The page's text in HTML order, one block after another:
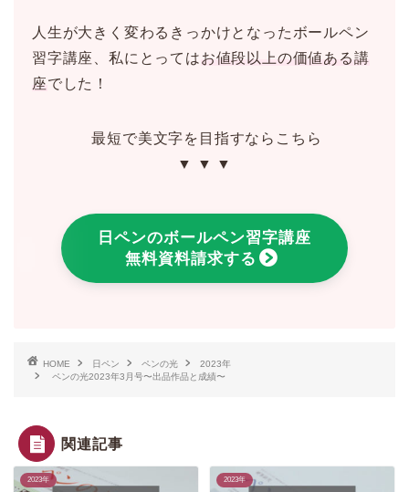
人生が大きく変わるきっかけとなったボールペン
習字講座、私にとってはお値段以上の価値ある講
座でした！
最短で美文字を目指すならこちら
▼ ▼ ▼
日ペンのボールペン習字講座
無料資料請求する
HOME 日ペン ペンの光
2023年
ペンの光2023年3月号〜出品作品と成績〜
関連記事
2023年 2023年